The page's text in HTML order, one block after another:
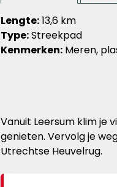
Lengte:13,6 km
Type:Streekpad
Kenmerken: Meren,
Vanuit Leersum klim je
genieten. Vervolg je
Utrechtse Heuvelrug.